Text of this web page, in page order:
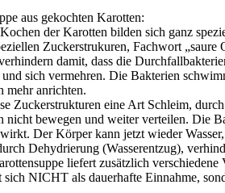
aus gekochten Karotten:
der Karotten bilden sich ganz
Zuckerstrukuren, Fachwort
damit, dass die
sich vermehren. Die Bakterien
mehr anrichten.
Zuckerstrukturen eine Art Schleim,
nicht bewegen und weiter verteilen. Die
wirkt. Der Körper kann jetzt wieder
Dehydrierung (Wasserentzug),
liefert zusätzlich verschiedene
sich NICHT als dauerhafte Einnahme,